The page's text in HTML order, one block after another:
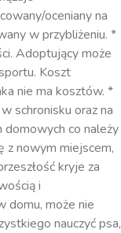
oceniany na
w przybliżeniu. *
Adoptujący może
Koszt
nie ma kosztów. *
schronisku oraz na
domowych co należy
z nowym miejscem,
kryje za
i
domu, może nie
nauczyć psa,